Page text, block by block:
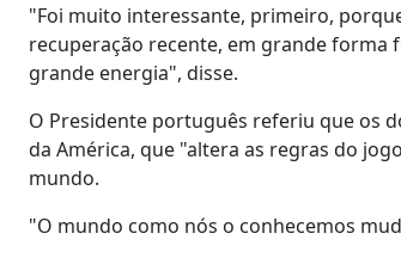
"Foi muito interessante, primeiro,
recuperação recente, em grande forma
grande energia", disse.
O Presidente português referiu que os
da América, que "altera as regras do
mundo.
"O mundo como nós o conhecemos